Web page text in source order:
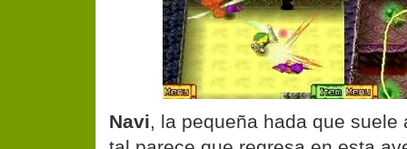
Navi, la pequeña hada que